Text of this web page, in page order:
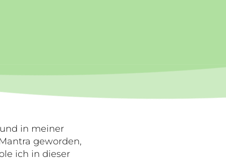
in meiner
geworden,
ich in dieser